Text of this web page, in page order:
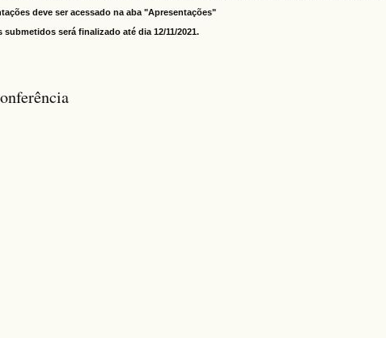
deve ser acessado na aba "Apresentações"
será finalizado até dia 12/11/2021.